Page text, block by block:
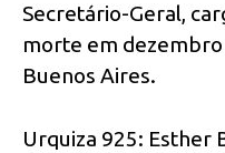
Secretário-Geral,
morte em
Buenos Aires.
Urquiza 925: Esther